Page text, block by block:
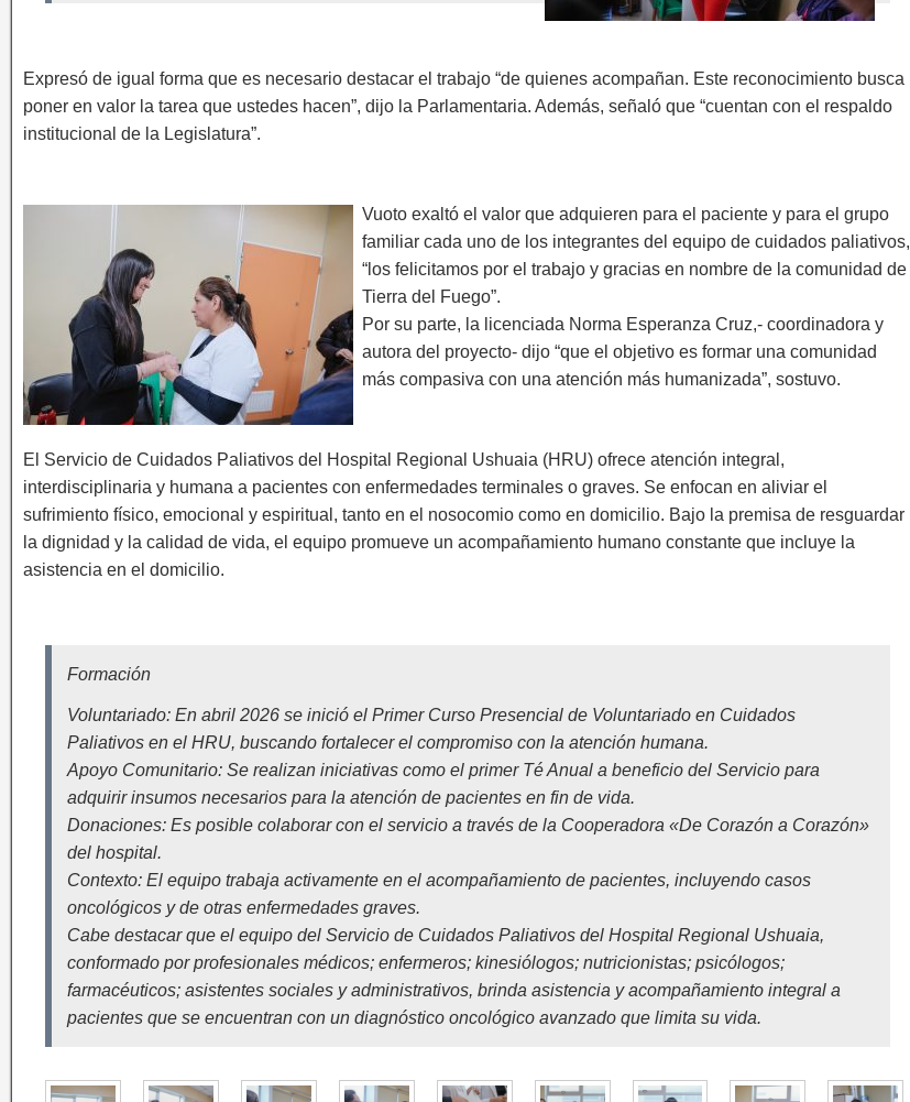
Expresó de igual forma que es necesario destacar el trabajo “de quienes acompañan. Este reconocimiento busca
poner en valor la tarea que ustedes hacen”, dijo la Parlamentaria. Además, señaló que “cuentan con el respaldo
institucional de la Legislatura”.
Vuoto exaltó el valor que adquieren para el paciente y para el grupo
familiar cada uno de los integrantes del equipo de cuidados paliativos,
“los felicitamos por el trabajo y gracias en nombre de la comunidad de
Tierra del Fuego”.
Por su parte, la licenciada Norma Esperanza Cruz,- coordinadora y
autora del proyecto- dijo “que el objetivo es formar una comunidad
más compasiva con una atención más humanizada”, sostuvo.
El Servicio de Cuidados Paliativos del Hospital Regional Ushuaia (HRU) ofrece atención integral,
interdisciplinaria y humana a pacientes con enfermedades terminales o graves. Se enfocan en aliviar el
sufrimiento físico, emocional y espiritual, tanto en el nosocomio como en domicilio. Bajo la premisa de resguardar
la dignidad y la calidad de vida, el equipo promueve un acompañamiento humano constante que incluye la
asistencia en el domicilio.
Formación
Voluntariado: En abril 2026 se inició el Primer Curso Presencial de Voluntariado en Cuidados
Paliativos en el HRU, buscando fortalecer el compromiso con la atención humana.
Apoyo Comunitario: Se realizan iniciativas como el primer Té Anual a beneficio del Servicio para
adquirir insumos necesarios para la atención de pacientes en fin de vida.
Donaciones: Es posible colaborar con el servicio a través de la Cooperadora «De Corazón a Corazón»
del hospital.
Contexto: El equipo trabaja activamente en el acompañamiento de pacientes, incluyendo casos
oncológicos y de otras enfermedades graves.
Cabe destacar que el equipo del Servicio de Cuidados Paliativos del Hospital Regional Ushuaia,
conformado por profesionales médicos; enfermeros; kinesiólogos; nutricionistas; psicólogos;
farmacéuticos; asistentes sociales y administrativos, brinda asistencia y acompañamiento integral a
pacientes que se encuentran con un diagnóstico oncológico avanzado que limita su vida.